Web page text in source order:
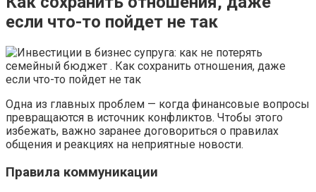
если что-то пойдет не так
Одна из главных проблем — когда финансовые вопросы
превращаются в источник конфликтов. Чтобы этого
избежать, важно заранее договориться о правилах
общения и реакциях на неприятные новости.
Правила коммуникации